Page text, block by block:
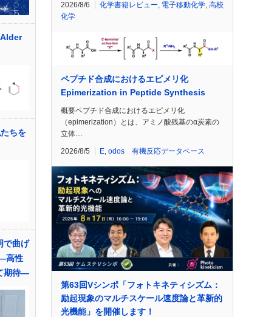
ちを
で曲げ
高性
期待―
2026/8/6 化学書籍レビュー, 電子移動化学, 高校
化学
ペプチド合成におけるエピメリ化
Epimerization in Peptide Synthesis
概要ペプチド合成におけるエピメリ化
（epimerization）とは、アミノ酸残基のα炭素の
立体…
2026/8/5 E, odos 有機反応データベース
第63回Vシンポ「フォトキネティシズム：
励起現象のマルチスケール速度論と革新的
光機能」を開催します！